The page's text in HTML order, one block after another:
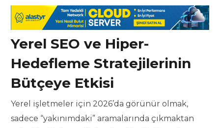
Yerel SEO ve Hiper-
Hedefleme Stratejilerinin
Bütçeye Etkisi
Yerel işletmeler için 2026’da görünür olmak,
sadece “yakınımdaki” aramalarında çıkmaktan